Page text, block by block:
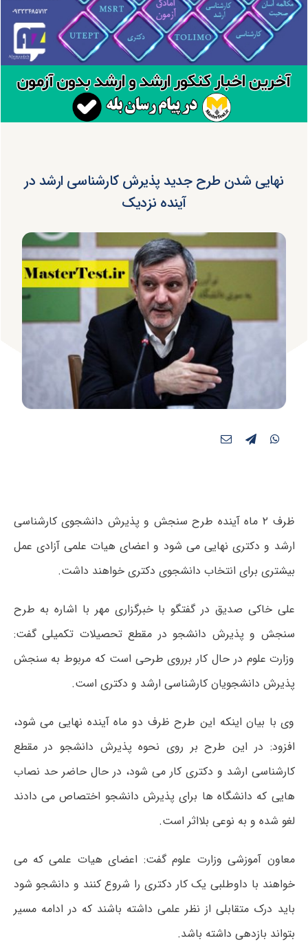
نهایی شدن طرح جدید پذیرش کارشناسی ارشد در
آینده نزدیک
ظرف ۲ ماه آینده طرح سنجش و پذیرش دانشجوی کارشناسی
ارشد و دکتری نهایی می شود و اعضای هیات علمی آزادی عمل
بیشتری برای انتخاب دانشجوی دکتری خواهند داشت.
علی خاکی صدیق در گفتگو با خبرگزاری مهر با اشاره به طرح
سنجش و پذیرش دانشجو در مقطع تحصیلات تکمیلی گفت:
وزارت علوم در حال کار برروی طرحی است که مربوط به سنجش
پذیرش دانشجویان کارشناسی ارشد و دکتری است.
وی با بیان اینکه این طرح ظرف دو ماه آینده نهایی می شود،
افزود: در این طرح بر روی نحوه پذیرش دانشجو در مقطع
کارشناسی ارشد و دکتری کار می شود، در حال حاضر حد نصاب
هایی که دانشگاه ها برای پذیرش دانشجو اختصاص می دادند
لغو شده و به نوعی بلااثر است.
معاون آموزشی وزارت علوم گفت: اعضای هیات علمی که می
خواهند با داوطلبی یک کار دکتری را شروع کنند و دانشجو شود
باید درک متقابلی از نظر علمی داشته باشند که در ادامه مسیر
بتواند بازدهی داشته باشد.